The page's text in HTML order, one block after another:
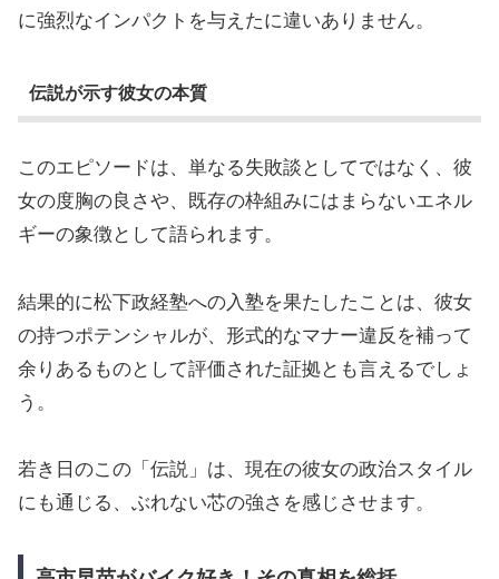
に強烈なインパクトを与えたに違いありません。
伝説が示す彼女の本質
このエピソードは、単なる失敗談としてではなく、彼
女の度胸の良さや、既存の枠組みにはまらないエネル
ギーの象徴として語られます。
結果的に松下政経塾への入塾を果たしたことは、彼女
の持つポテンシャルが、形式的なマナー違反を補って
余りあるものとして評価された証拠とも言えるでしょ
う。
若き日のこの「伝説」は、現在の彼女の政治スタイル
にも通じる、ぶれない芯の強さを感じさせます。